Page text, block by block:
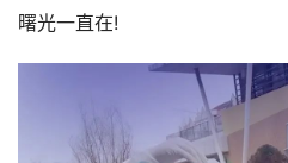
曙光一直在!